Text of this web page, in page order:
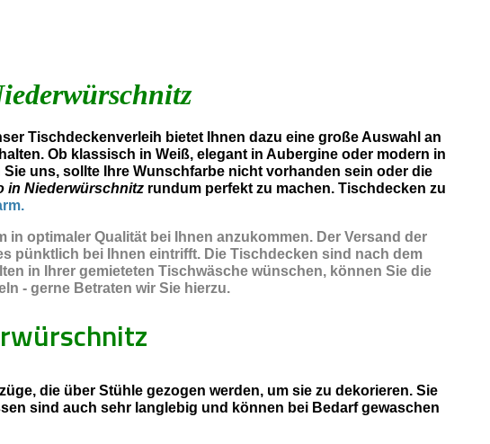
Tischdeckenverleih bietet Ihnen dazu eine große Auswahl an
Ob klassisch in Weiß, elegant in Aubergine oder modern in
uns, sollte Ihre Wunschfarbe nicht vorhanden sein oder die
in Niederwürschnitzrundum perfekt zu machen. Tischdecken zu
optimaler Qualität bei Ihnen anzukommen. Der Versand der
pünktlich bei Ihnen eintrifft. Die Tischdecken sind nach dem
in Ihrer gemieteten Tischwäsche wünschen, können Sie die
- gerne Betraten wir Sie hierzu.
die über Stühle gezogen werden, um sie zu dekorieren. Sie
sind auch sehr langlebig und können bei Bedarf gewaschen